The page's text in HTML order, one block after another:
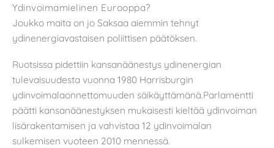
Ydinvoimamielinen Eurooppa?
Joukko maita on jo Saksaa aiemmin tehnyt
ydinenergiavastaisen poliittisen päätöksen.
Ruotsissa pidettiin kansanäänestys ydinenergian
tulevaisuudesta vuonna 1980 Harrisburgin
ydinvoimalaonnettomuuden säikäyttämänä.Parlamentti
päätti kansanäänestyksen mukaisesti kieltää ydinvoiman
lisärakentamisen ja vahvistaa 12 ydinvoimalan
sulkemisen vuoteen 2010 mennessä.